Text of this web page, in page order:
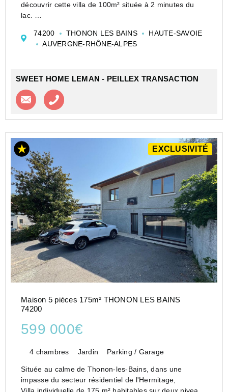
découvrir cette villa de 100m² située à 2 minutes du
lac.
profiter pleinement de l'extérieur.
Cette villa est composée d'une cuisine aménagée et
74200 THONON LES BAINS
HAUTE-SAVOIE
AUVERGNE-RHÔNE-ALPES
SWEET HOME LEMAN - PEILLEX TRANSACTION
Contacter l'agence
EXCLUSIVITÉ
Maison 5 pièces 175m² THONON LES BAINS
74200
599 000€
4 chambres Jardin Parking / Garage
Située au calme de Thonon-les-Bains, dans une
impasse du secteur résidentiel de l'Hermitage,